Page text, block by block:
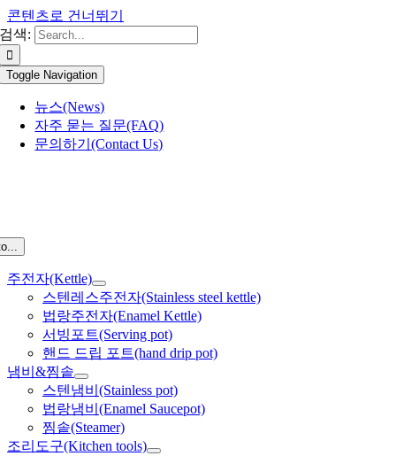
콘텐츠로 건너뛰기
검색:
Toggle Navigation
뉴스(News)
자주 묻는 질문(FAQ)
문의하기(Contact Us)
주전자(Kettle)
스텐레스주전자(Stainless steel kettle)
법랑주전자(Enamel Kettle)
서빙포트(Serving pot)
핸드 드립 포트(hand drip pot)
냄비&찜솥
스텐냄비(Stainless pot)
법랑냄비(Enamel Saucepot)
찜솥(Steamer)
조리도구(Kitchen tools)